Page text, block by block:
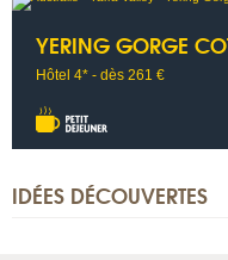
YERING GORGE
Hôtel 4* - dès 261 €
IDÉES DÉCOUVERTES